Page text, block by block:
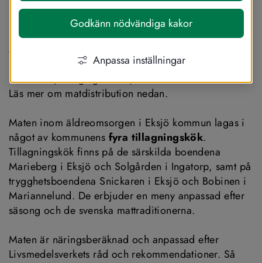
Godkänn nödvändiga kakor
Anpassa inställningar
På kommunens särskilda boenden och
Eksjöbostäders trygghetsboenden serveras måltider
anpassade för respektive målgrupp. Om du inte själv
matlåda (färdiglagad mat) hemkörd till din bostad.
Läs mer om matdistribution nedan.
Maten inom äldreomsorgen i Eksjö kommun lagas i
något av kommunens fyra tillagningskök.
Tillagningskök finns på de särskilda boendena
Marieberg i Eksjö och Solgården i Ingatorp, samt på
trygghetsboendena Snickaren i Eksjö och Bobinen i
Mariannelund. De erbjuder en meny anpassad efter
säsong och de svenska mattraditionerna.
Maten är näringsberäknad och anpassad efter
Livsmedelsverkets råd och rekommendationer. Så